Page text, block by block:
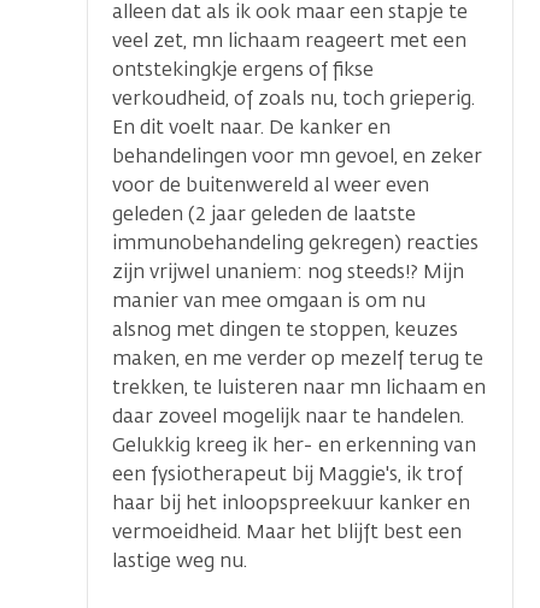
alleen dat als ik ook maar een stapje te
veel zet, mn lichaam reageert met een
ontstekingkje ergens of fikse
verkoudheid, of zoals nu, toch grieperig.
En dit voelt naar. De kanker en
behandelingen voor mn gevoel, en zeker
voor de buitenwereld al weer even
geleden (2 jaar geleden de laatste
immunobehandeling gekregen) reacties
zijn vrijwel unaniem: nog steeds!? Mijn
manier van mee omgaan is om nu
alsnog met dingen te stoppen, keuzes
maken, en me verder op mezelf terug te
trekken, te luisteren naar mn lichaam en
daar zoveel mogelijk naar te handelen.
Gelukkig kreeg ik her- en erkenning van
een fysiotherapeut bij Maggie's, ik trof
haar bij het inloopspreekuur kanker en
vermoeidheid. Maar het blijft best een
lastige weg nu.